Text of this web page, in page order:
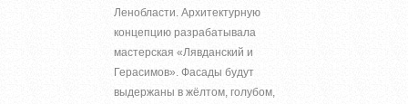
Ленобласти. Архитектурную
концепцию разрабатывала
мастерская «Лявданский и
Герасимов». Фасады будут
выдержаны в жёлтом, голубом,